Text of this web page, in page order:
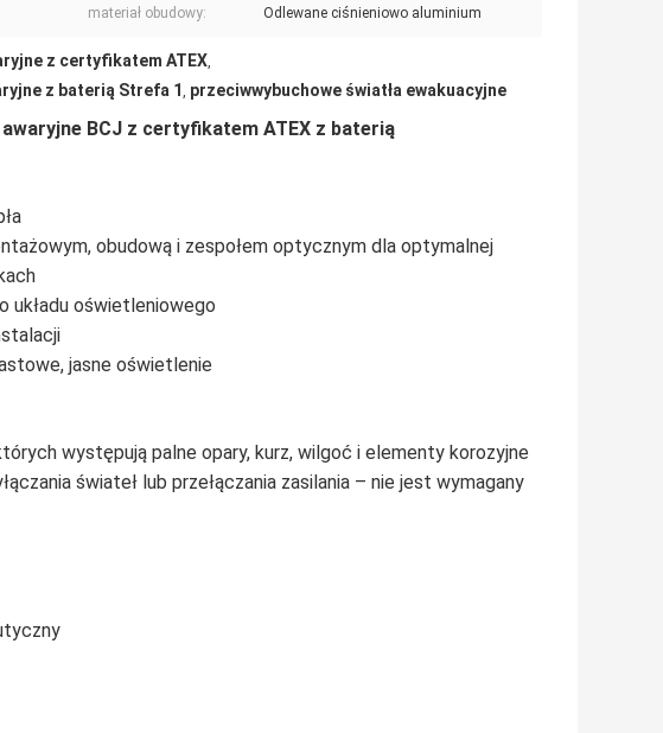
materiał obudowy: Odlewane ciśnieniowo aluminium
z certyfikatem ATEX,
z baterią Strefa 1 , przeciwwybuchowe światła ewakuacyjne
BCJ z certyfikatem ATEX z baterią
obudową i zespołem optycznym dla optymalnej
układu oświetleniowego
jasne oświetlenie
występują palne opary, kurz, wilgoć i elementy korozyjne
świateł lub przełączania zasilania – nie jest wymagany